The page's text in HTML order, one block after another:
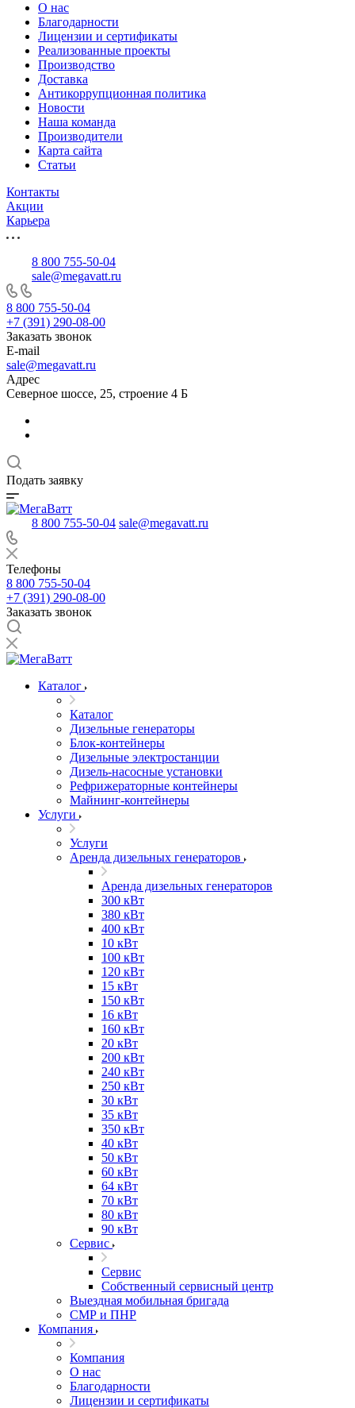
О нас
Благодарности
Лицензии и сертификаты
Реализованные проекты
Производство
Доставка
Антикоррупционная политика
Новости
Наша команда
Производители
Карта сайта
Статьи
Контакты
Акции
Карьера
8 800 755-50-04
sale@megavatt.ru
8 800 755-50-04
+7 (391) 290-08-00
Заказать звонок
E-mail
sale@megavatt.ru
Адрес
Северное шоссе, 25, строение 4 Б
Подать заявку
8 800 755-50-04 sale@megavatt.ru
Телефоны
8 800 755-50-04
+7 (391) 290-08-00
Заказать звонок
Каталог
Каталог
Дизельные генераторы
Блок-контейнеры
Дизельные электростанции
Дизель-насосные установки
Рефрижераторные контейнеры
Майнинг-контейнеры
Услуги
Услуги
Аренда дизельных генераторов
Аренда дизельных генераторов
300 кВт
380 кВт
400 кВт
10 кВт
100 кВт
120 кВт
15 кВт
150 кВт
16 кВт
160 кВт
20 кВт
200 кВт
240 кВт
250 кВт
30 кВт
35 кВт
350 кВт
40 кВт
50 кВт
60 кВт
64 кВт
70 кВт
80 кВт
90 кВт
Сервис
Сервис
Собственный сервисный центр
Выездная мобильная бригада
СМР и ПНР
Компания
Компания
О нас
Благодарности
Лицензии и сертификаты